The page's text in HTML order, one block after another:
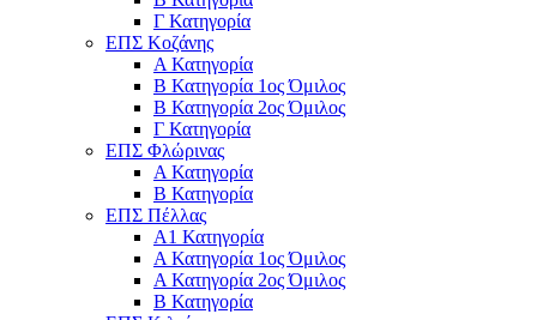
Γ Κατηγορία
ΕΠΣ Κοζάνης
Α Κατηγορία
Β Κατηγορία 1ος Όμιλος
Β Κατηγορία 2ος Όμιλος
Γ Κατηγορία
ΕΠΣ Φλώρινας
Α Κατηγορία
Β Κατηγορία
ΕΠΣ Πέλλας
Α1 Κατηγορία
Α Κατηγορία 1ος Όμιλος
Α Κατηγορία 2ος Όμιλος
Β Κατηγορία